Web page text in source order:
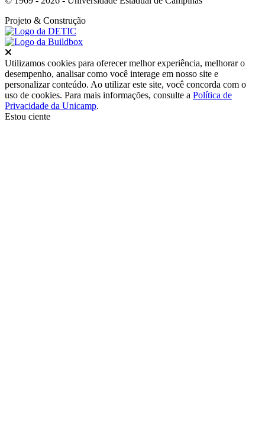
Projeto & Construção
Utilizamos cookies para oferecer melhor experiência, melhorar o
desempenho, analisar como você interage em nosso site e
personalizar conteúdo. Ao utilizar este site, você concorda com o
uso de cookies. Para mais informações, consulte a Política de
Privacidade da Unicamp.
Estou ciente